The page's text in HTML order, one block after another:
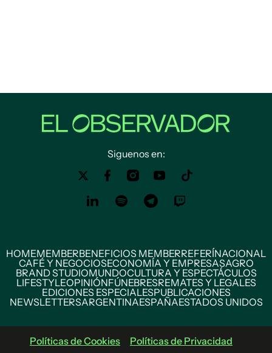
Siguenos en:
HOMEMEMBERBENEFICIOS MEMBERREFERÍNACIONAL
CAFÉ Y NEGOCIOSECONOMÍA Y EMPRESASAGRO
BRAND STUDIOMUNDOCULTURA Y ESPECTÁCULOS
LIFESTYLEOPINIÓNFÚNEBRESREMATES Y LEGALES
EDICIONES ESPECIALESPUBLICACIONES
NEWSLETTERSARGENTINAESPAÑAESTADOS UNIDOS
Políticas de Cookies Políticas de Privacidad